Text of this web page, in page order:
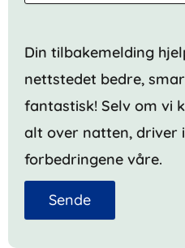
Din tilbakemelding
nettstedet bedre,
fantastisk! Selv om vi
alt over natten, driver
forbedringene våre.
Sende